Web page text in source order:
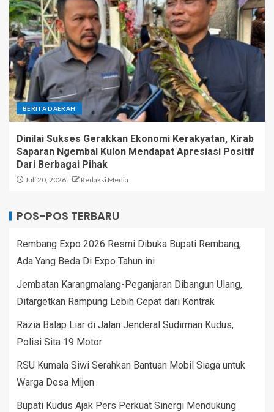
BERITA DAERAH
Dinilai Sukses Gerakkan Ekonomi Kerakyatan, Kirab
Saparan Ngembal Kulon Mendapat Apresiasi Positif
Dari Berbagai Pihak
Juli 20, 2026 Redaksi Media
POS-POS TERBARU
Rembang Expo 2026 Resmi Dibuka Bupati Rembang,
Ada Yang Beda Di Expo Tahun ini
Jembatan Karangmalang-Peganjaran Dibangun Ulang,
Ditargetkan Rampung Lebih Cepat dari Kontrak
Razia Balap Liar di Jalan Jenderal Sudirman Kudus,
Polisi Sita 19 Motor
RSU Kumala Siwi Serahkan Bantuan Mobil Siaga untuk
Warga Desa Mijen
Bupati Kudus Ajak Pers Perkuat Sinergi Mendukung